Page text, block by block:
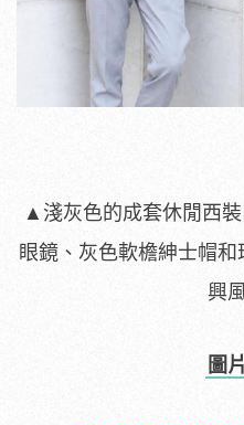
▲淺灰色的成套休閒西
眼鏡、灰色軟檐紳士帽
興
圖